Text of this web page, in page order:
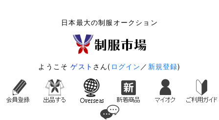
日本最大の制服オークション
ようこそゲスト さん( ログイン ／ 新規登録)